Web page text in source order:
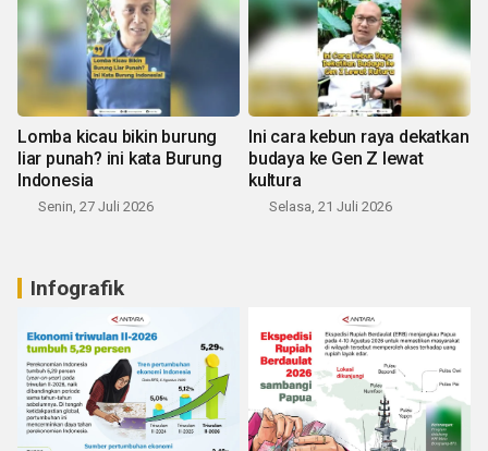
Lomba kicau bikin burung
liar punah? ini kata Burung
Indonesia
Senin, 27 Juli 2026
Ini cara kebun raya dekatkan
budaya ke Gen Z lewat
kultura
Selasa, 21 Juli 2026
Infografik